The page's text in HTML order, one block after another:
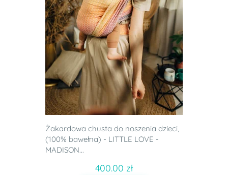
Żakardowa chusta do noszenia dzieci,
(100% bawełna) - LITTLE LOVE -
MADISON...
400.00 zł